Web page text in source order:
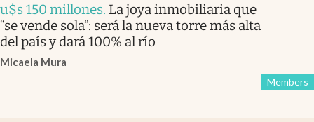
u$s 150 millones. La joya inmobiliaria que
“se vende sola”: será la nueva torre más alta
del país y dará 100% al río
Micaela Mura
Members